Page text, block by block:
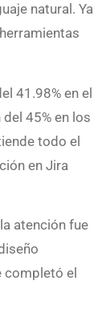
natural. Ya
41.98% en el
45% en los
todo el
en Jira
atención fue
completó el